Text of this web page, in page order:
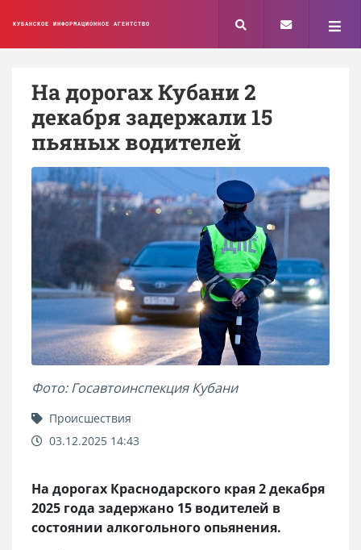
КУБАНСКОЕ ИНФОРМАЦИОННОЕ АГЕНТСТВО
На дорогах Кубани 2
декабря задержали 15
пьяных водителей
Фото: Госавтоинспекция Кубани
Происшествия
03.12.2025 14:43
На дорогах Краснодарского края 2 декабря
2025 года задержано 15 водителей в
состоянии алкогольного опьянения.